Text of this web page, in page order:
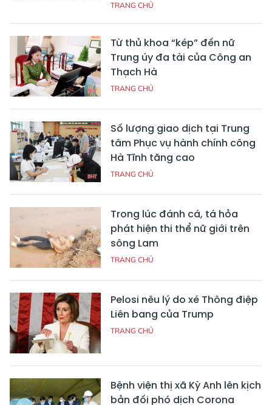
TRANG CHỦ
Từ thủ khoa “kép” đến nữ
Trung úy đa tài của Công an
Thạch Hà
TRANG CHỦ
Số lượng giao dịch tại Trung
tâm Phục vụ hành chính công
Hà Tĩnh tăng cao
TRANG CHỦ
Trong lúc đánh cá, tá hỏa
phát hiện thi thể nữ giới trên
sông Lam
TRANG CHỦ
Pelosi nêu lý do xé Thông điệp
Liên bang của Trump
TRANG CHỦ
Bệnh viện thị xã Kỳ Anh lên kịch
bản đối phó dịch Corona